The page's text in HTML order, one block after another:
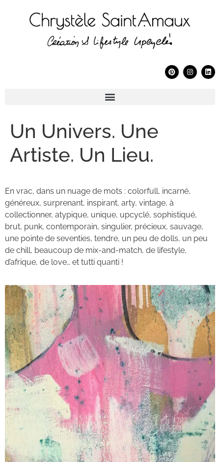
Un Univers. Une
Artiste. Un Lieu.
En vrac, dans un nuage de mots : colorfull, incarné,
généreux, surprenant, inspirant, arty, vintage, à
collectionner, atypique, unique, upcyclé, sophistiqué,
brut, punk, contemporain, singulier, précieux, sauvage,
une pointe de seventies, tendre, un peu de dolls, un peu
de chill, beaucoup de mix-and-match, de lifestyle,
d’afrique, de love… et tutti quanti !